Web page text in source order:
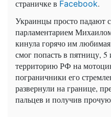
страничке в Facebook.
Украинцы просто падают
парламентарием
кинула горячо им любимая
смог попасть в пятницу,
территорию РФ на
пограничники его
развернули на границе,
пальцев и получив